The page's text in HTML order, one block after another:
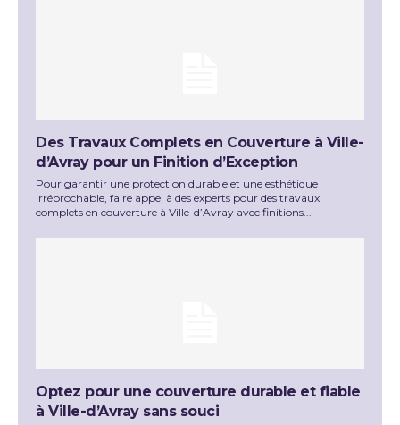
Des Travaux Complets en Couverture à Ville-
d’Avray pour un Finition d’Exception
Pour garantir une protection durable et une esthétique
irréprochable, faire appel à des experts pour des travaux
complets en couverture à Ville-d’Avray avec finitions...
Optez pour une couverture durable et fiable
à Ville-d’Avray sans souci